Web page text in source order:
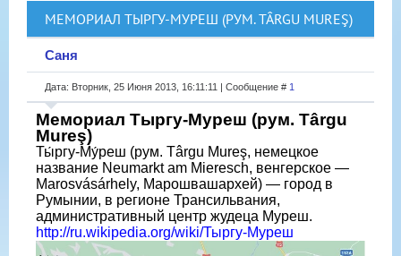
МЕМОРИАЛ ТЫРГУ-МУРЕШ (РУМ. TÂRGU MUREŞ)
Саня
Дата: Вторник, 25 Июня 2013, 16:11:11 | Сообщение # 1
Мемориал Тыргу-Муреш (рум. Târgu
Mureş)
Ты́ргу-Му́реш (рум. Târgu Mureş, немецкое
название Neumarkt am Mieresch, венгерское —
Marosvásárhely, Марошвашархей) — город в
Румынии, в регионе Трансильвания,
административный центр жудеца Муреш.
http://ru.wikipedia.org/wiki/Тыргу-Муреш